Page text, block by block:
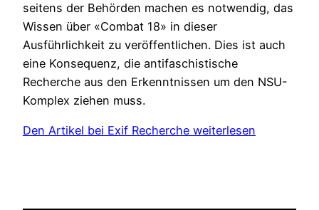
seitens der Behörden machen es notwendig, das
Wissen über «Combat 18» in dieser
Ausführlichkeit zu veröffentlichen. Dies ist auch
eine Konsequenz, die antifaschistische
Recherche aus den Erkenntnissen um den NSU-
Komplex ziehen muss.
Den Artikel bei Exif Recherche weiterlesen